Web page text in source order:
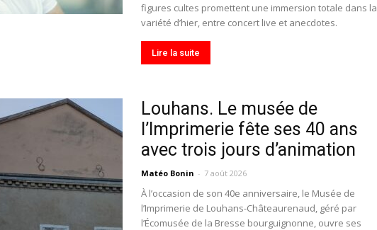
figures cultes promettent une immersion totale dans la
variété d’hier, entre concert live et anecdotes.
Lire la suite
Louhans. Le musée de
l’Imprimerie fête ses 40 ans
avec trois jours d’animation
Matéo Bonin - 7 août 2026
À l’occasion de son 40e anniversaire, le Musée de
l’Imprimerie de Louhans-Châteaurenaud, géré par
l’Écomusée de la Bresse bourguignonne, ouvre ses